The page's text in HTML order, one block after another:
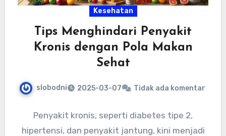
Kesehatan
Tips Menghindari Penyakit
Kronis dengan Pola Makan
Sehat
slobodni 2025-03-07 Tidak ada komentar
Penyakit kronis, seperti diabetes tipe 2,
hipertensi, dan penyakit jantung, kini menjadi